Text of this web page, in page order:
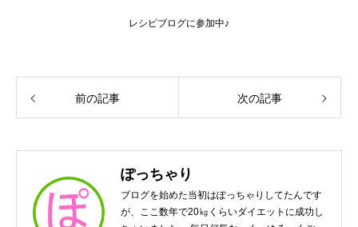
レシピブログに参加中♪
前の記事 次の記事
ぽっちゃり
ブログを始めた当初はぽっちゃりしてたんです
が、ここ数年で20㎏くらいダイエットに成功し